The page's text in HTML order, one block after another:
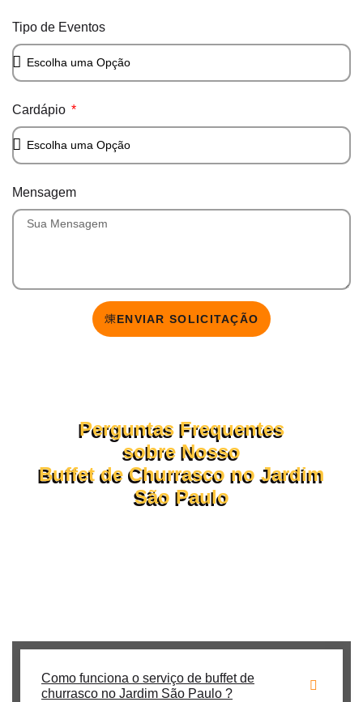
Tipo de Eventos
Cardápio
Mensagem
ENVIAR SOLICITAÇÃO
Perguntas Frequentes
sobre Nosso
Buffet de Churrasco no Jardim
São Paulo
Como funciona o serviço de buffet de
churrasco no Jardim São Paulo ?